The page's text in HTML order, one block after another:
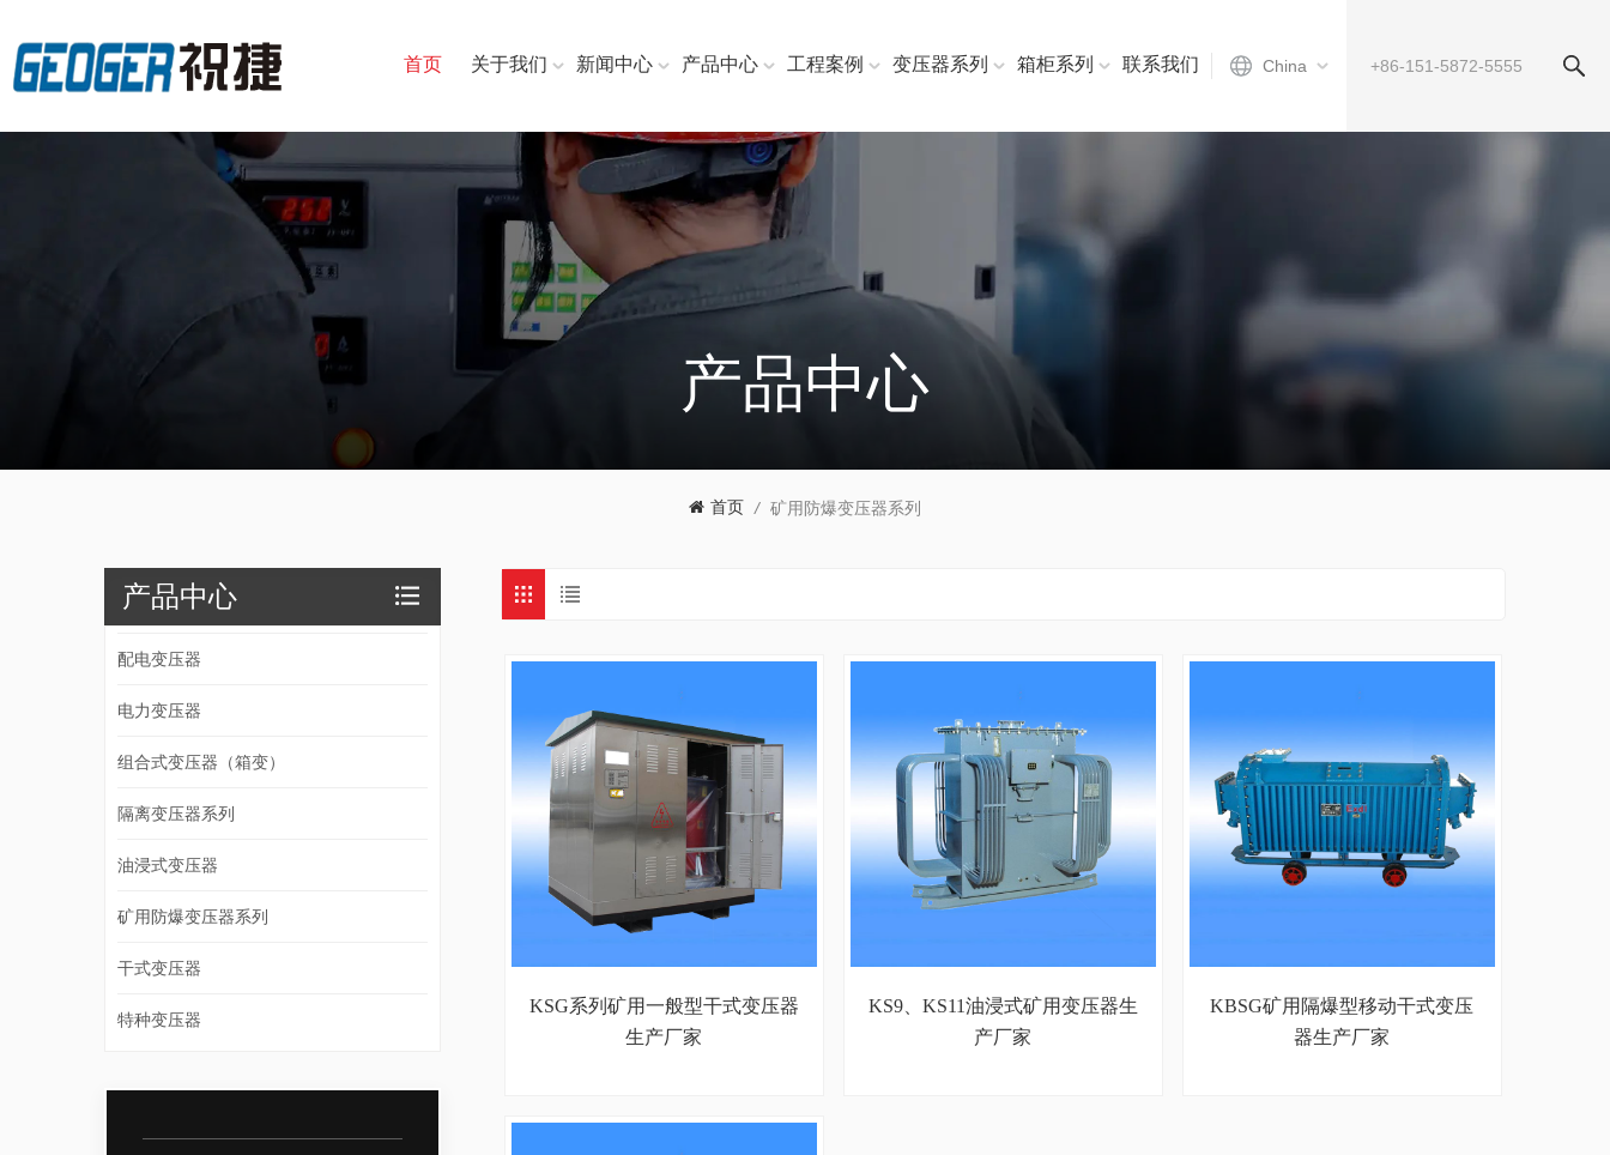
China
首页 关于我们 新闻中心 产品中心 工程案例 变压器系列 箱柜系列 联系我们
产品中心
首页 / 矿用防爆变压器系列
KSG系列矿用一般型干式变压器
生产厂家
KS9、KS11油浸式矿用变压器生
产厂家
KBSG矿用隔爆型移动干式变压
器生产厂家
产品中心
配电变压器
电力变压器
组合式变压器（箱变）
隔离变压器系列
油浸式变压器
矿用防爆变压器系列
干式变压器
特种变压器